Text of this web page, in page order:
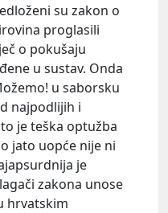
su zakon o
proglasili
o pokušaju
u sustav. Onda
u saborsku
najpodlijih i
je teška optužba
jato uopće nije ni
je
zakona unose
hrvatskim